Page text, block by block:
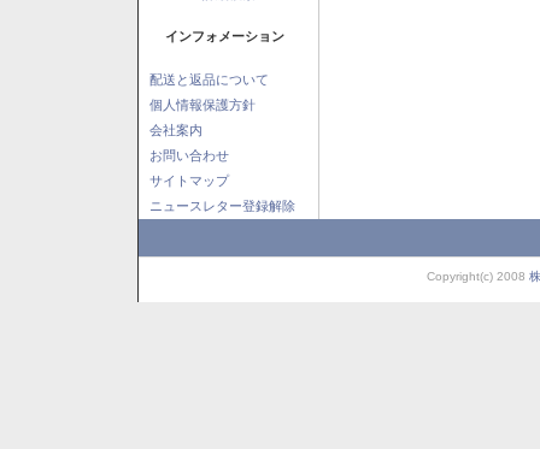
インフォメーション
配送と返品について
個人情報保護方針
会社案内
お問い合わせ
サイトマップ
ニュースレター登録解除
Copyright(c) 2008